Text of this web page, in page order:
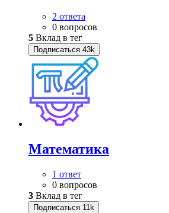
2 ответа
0 вопросов
5 Вклад в тег
Подписаться 43k
Математика
1 ответ
0 вопросов
3 Вклад в тег
Подписаться 11k